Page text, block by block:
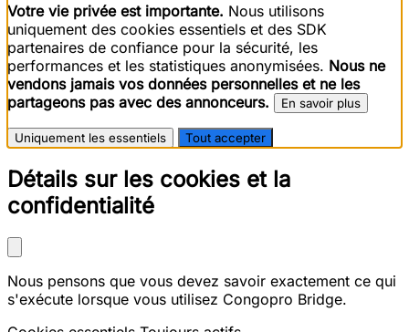
Votre vie privée est importante. Nous utilisons
uniquement des cookies essentiels et des SDK
partenaires de confiance pour la sécurité, les
performances et les statistiques anonymisées. Nous ne
vendons jamais vos données personnelles et ne les
partageons pas avec des annonceurs.
En savoir plus
Uniquement les essentiels Tout accepter
Détails sur les cookies et la
confidentialité
Nous pensons que vous devez savoir exactement ce qui
s'exécute lorsque vous utilisez Congopro Bridge.